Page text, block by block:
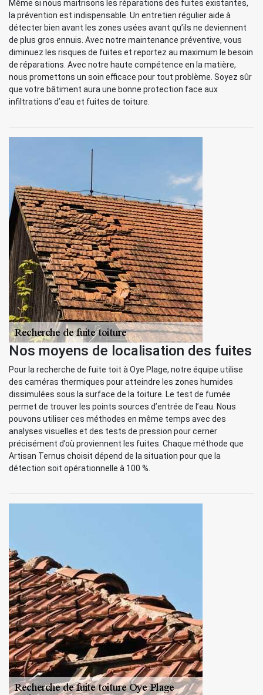
Même si nous maitrisons les réparations des fuites existantes,
la prévention est indispensable. Un entretien régulier aide à
détecter bien avant les zones usées avant qu’ils ne deviennent
de plus gros ennuis. Avec notre maintenance préventive, vous
diminuez les risques de fuites et reportez au maximum le besoin
de réparations. Avec notre haute compétence en la matière,
nous promettons un soin efficace pour tout problème. Soyez sûr
que votre bâtiment aura une bonne protection face aux
infiltrations d’eau et fuites de toiture.
Nos moyens de localisation des fuites
Pour la recherche de fuite toit à Oye Plage, notre équipe utilise
des caméras thermiques pour atteindre les zones humides
dissimulées sous la surface de la toiture. Le test de fumée
permet de trouver les points sources d’entrée de l’eau. Nous
pouvons utiliser ces méthodes en même temps avec des
analyses visuelles et des tests de pression pour cerner
précisément d’où proviennent les fuites. Chaque méthode que
Artisan Ternus choisit dépend de la situation pour que la
détection soit opérationnelle à 100 %.